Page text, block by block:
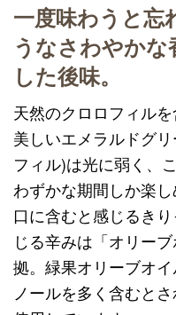
一度味わうと忘
うなさわやか
した後味。
天然のクロロフィルを
美しいエメラルドグ
フィル)は光に弱く、
わずかな期間しか楽し
口に含むと感じるき
じる辛みは「オリー
拠。緑果オリーブオ
ノールを多く含むと